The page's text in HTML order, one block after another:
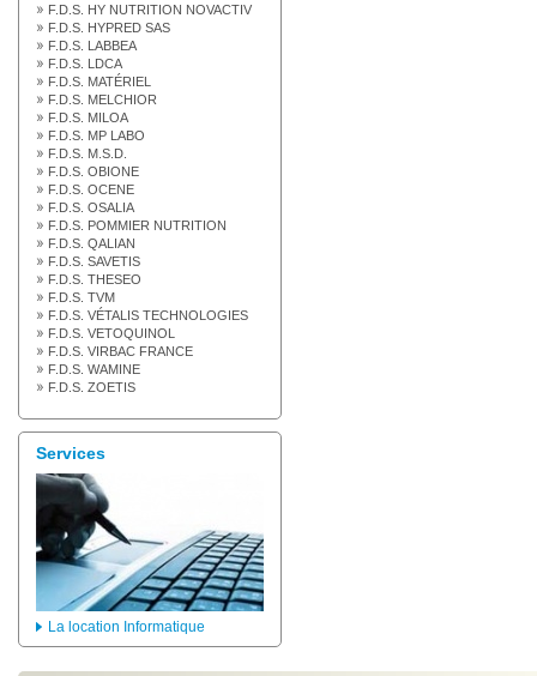
F.D.S. HY NUTRITION NOVACTIV
F.D.S. HYPRED SAS
F.D.S. LABBEA
F.D.S. LDCA
F.D.S. MATÉRIEL
F.D.S. MELCHIOR
F.D.S. MILOA
F.D.S. MP LABO
F.D.S. M.S.D.
F.D.S. OBIONE
F.D.S. OCENE
F.D.S. OSALIA
F.D.S. POMMIER NUTRITION
F.D.S. QALIAN
F.D.S. SAVETIS
F.D.S. THESEO
F.D.S. TVM
F.D.S. VÉTALIS TECHNOLOGIES
F.D.S. VETOQUINOL
F.D.S. VIRBAC FRANCE
F.D.S. WAMINE
F.D.S. ZOETIS
Services
La location Informatique